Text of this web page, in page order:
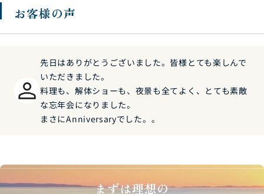
お客様の声
先日はありがとうございました。皆様とても楽しんで
いただきました。
料理も、解体ショーも、夜景も全てよく、とても素敵
な忘年会になりました。
まさにAnniversaryでした。。
まずは理想の